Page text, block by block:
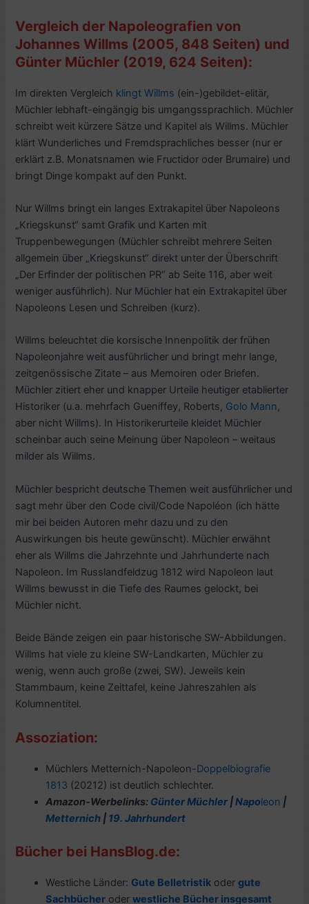
Vergleich der Napoleografien von
Johannes Willms (2005, 848 Seiten) und
Günter Müchler (2019, 624 Seiten):
Im direkten Vergleich klingt Willms (ein-)gebildet-elitär,
Müchler lebhaft-eingängig bis umgangssprachlich. Müchler
schreibt weit kürzere Sätze und Kapitel als Willms. Müchler
klärt Wunderliches und Fremdsprachliches besser (nur er
erklärt z.B. Monatsnamen wie Fructidor oder Brumaire) und
bringt Dinge kompakt auf den Punkt.
Nur Willms bringt ein langes Extrakapitel über Napoleons
„Kriegskunst“ samt Grafik und Karten mit
Truppenbewegungen (Müchler schreibt mehrere Seiten
allgemein über „Kriegskunst“ direkt unter der Überschrift
„Der Erfinder der politischen PR“ ab Seite 116, aber weit
weniger ausführlich). Nur Müchler hat ein Extrakapitel über
Napoleons Lesen und Schreiben (kurz).
Willms beleuchtet die korsische Innenpolitik der frühen
Napoleonjahre weit ausführlicher und bringt mehr lange,
zeitgenössische Zitate – aus Memoiren oder Briefen.
Müchler zitiert eher und knapper Urteile heutiger etablierter
Historiker (u.a. mehrfach Gueniffey, Roberts, Golo Mann,
aber nicht Willms). In Historikerurteile kleidet Müchler
scheinbar auch seine Meinung über Napoleon – weitaus
milder als Willms.
Müchler bespricht deutsche Themen weit ausführlicher und
sagt mehr über den Code civil/Code Napoléon (ich hätte
mir bei beiden Autoren mehr dazu und zu den
Auswirkungen bis heute gewünscht). Müchler erwähnt
eher als Willms die Jahrzehnte und Jahrhunderte nach
Napoleon. Im Russlandfeldzug 1812 wird Napoleon laut
Willms bewusst in die Tiefe des Raumes gelockt, bei
Müchler nicht.
Beide Bände zeigen ein paar historische SW-Abbildungen.
Willms hat viele zu kleine SW-Landkarten, Müchler zu
wenig, wenn auch große (zwei, SW). Jeweils kein
Stammbaum, keine Zeittafel, keine Jahreszahlen als
Kolumnentitel.
Assoziation:
Müchlers Metternich-Napoleon-Doppelbiografie
1813 (20212) ist deutlich schlechter.
Amazon-Werbelinks: Günter Müchler |Napoleon |
Metternich | 19. Jahrhundert
Bücher bei HansBlog.de:
Westliche Länder: Gute Belletristik odergute
Sachbücher oderwestliche Bücher insgesamt